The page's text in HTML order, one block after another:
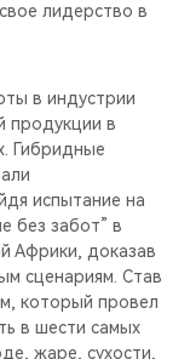
лидерство в
в индустрии
продукции в
Гибридные
испытание на
без забот” в
Африки, доказав
сценариям. Став
который провел
в шести самых
жаре, сухости,